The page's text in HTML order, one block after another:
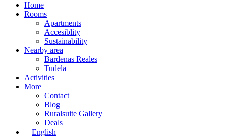
Home
Rooms
Apartments
Accesiblity
Sustainability
Nearby area
Bardenas Reales
Tudela
Activities
More
Contact
Blog
Ruralsuite Gallery
Deals
English